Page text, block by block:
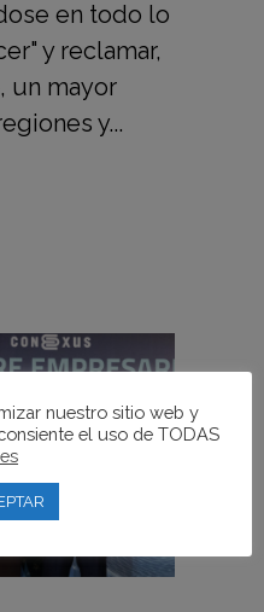
en todo lo
y reclamar,
un mayor
y...
nuestro sitio web y
el uso de TODAS